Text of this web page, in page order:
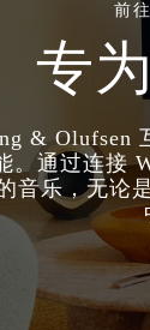
前
专
& Olufsen
。通过连接
音乐，无论